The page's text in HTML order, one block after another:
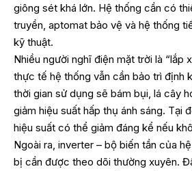
giông sét khá lớn. Hệ thống cần có
truyền, aptomat bảo vệ và hệ thống
kỹ thuật.
Nhiều người nghĩ điện mặt trời là “lắp
thực tế hệ thống vẫn cần bảo trì định
thời gian sử dụng sẽ bám bụi, lá cây
giảm hiệu suất hấp thụ ánh sáng. Tại
hiệu suất có thể giảm đáng kể nếu
Ngoài ra, inverter – bộ biến tần của
bị cần được theo dõi thường xuyên.